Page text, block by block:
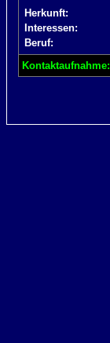
Herkunft:
Interessen:
Beruf:
Kontaktaufnahme: